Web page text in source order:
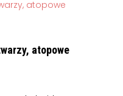
atopowe